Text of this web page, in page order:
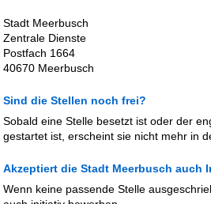
Stadt Meerbusch
Zentrale Dienste
Postfach 1664
40670 Meerbusch
Sind die Stellen noch frei?
Sobald eine Stelle besetzt ist oder der
gestartet ist, erscheint sie nicht mehr in
Akzeptiert die Stadt Meerbusch auch
Wenn keine passende Stelle